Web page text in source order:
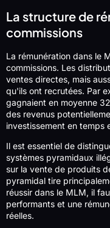
La structure de
commissions
La rémunération dans le
commissions. Les
ventes directes, mais
qu'ils ont recrutées. Par
gagnaient en moyenne
des revenus
investissement en temps
Il est essentiel de
systèmes pyramidaux
sur la vente de produits
pyramidal tire
réussir dans le MLM, il
performants et une
réelles.